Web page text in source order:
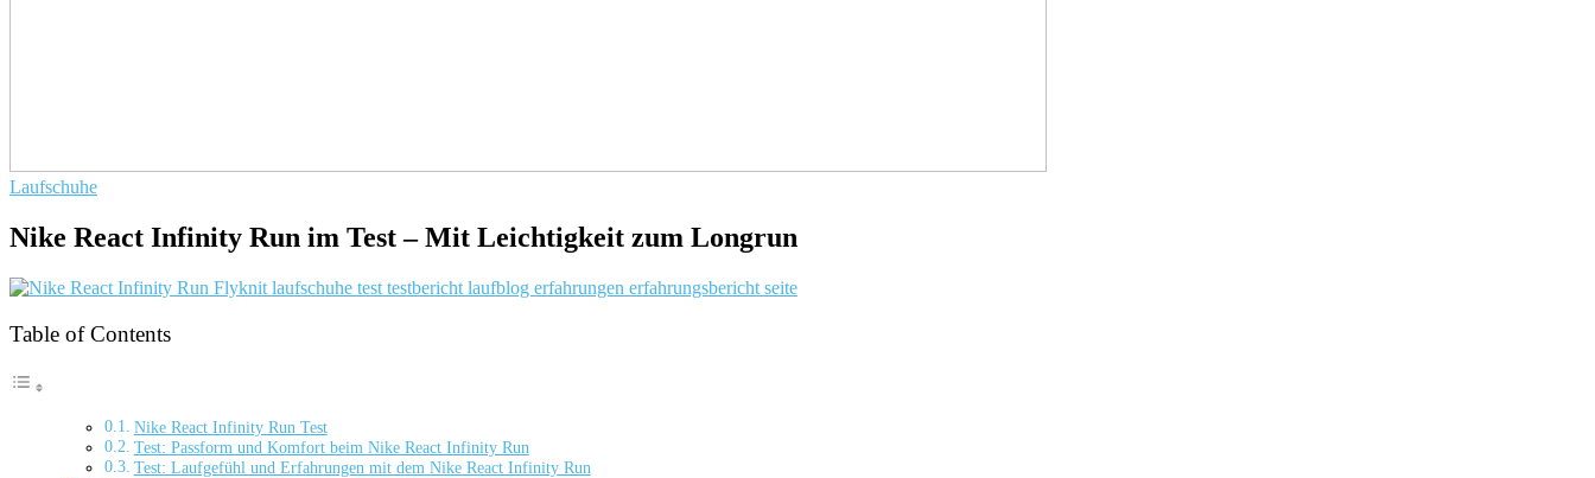
Laufschuhe
Nike React Infinity Run im Test – Mit Leichtigkeit zum Longrun
Table of Contents
Nike React Infinity Run Test
Test: Passform und Komfort beim Nike React Infinity Run
Test: Laufgefühl und Erfahrungen mit dem Nike React Infinity Run